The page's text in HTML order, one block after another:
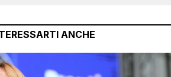
ANCHE